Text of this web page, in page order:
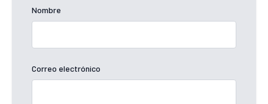
Nombre
Correo electrónico